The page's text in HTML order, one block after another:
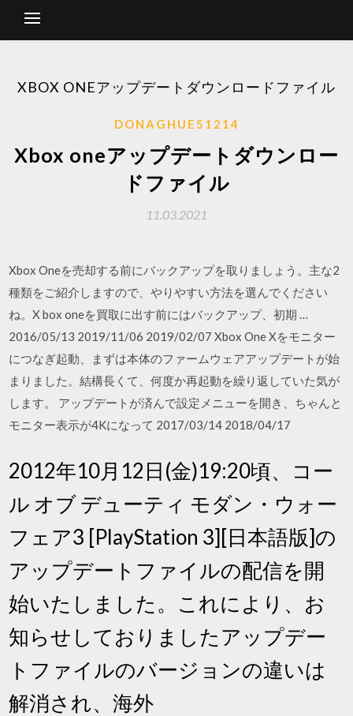
XBOX ONEアップデートダウンロードファイル
DONAGHUE51214
Xbox oneアップデートダウンロー
ドファイル
11.03.2021
Xbox Oneを売却する前にバックアップを取りましょう。主な2
種類をご紹介しますので、やりやすい方法を選んでください
ね。X box oneを買取に出す前にはバックアップ、初期 …
2016/05/13 2019/11/06 2019/02/07 Xbox One Xをモニター
につなぎ起動、まずは本体のファームウェアアップデートが始
まりました。結構長くて、何度か再起動を繰り返していた気が
します。 アップデートが済んで設定メニューを開き、ちゃんと
モニター表示が4Kになって 2017/03/14 2018/04/17
2012年10月12日(金)19:20頃、コー
ル オブ デューティ モダン・ウォー
フェア3 [PlayStation 3][日本語版]の
アップデートファイルの配信を開
始いたしました。これにより、お
知らせしておりましたアップデー
トファイルのバージョンの違いは
解消され、海外